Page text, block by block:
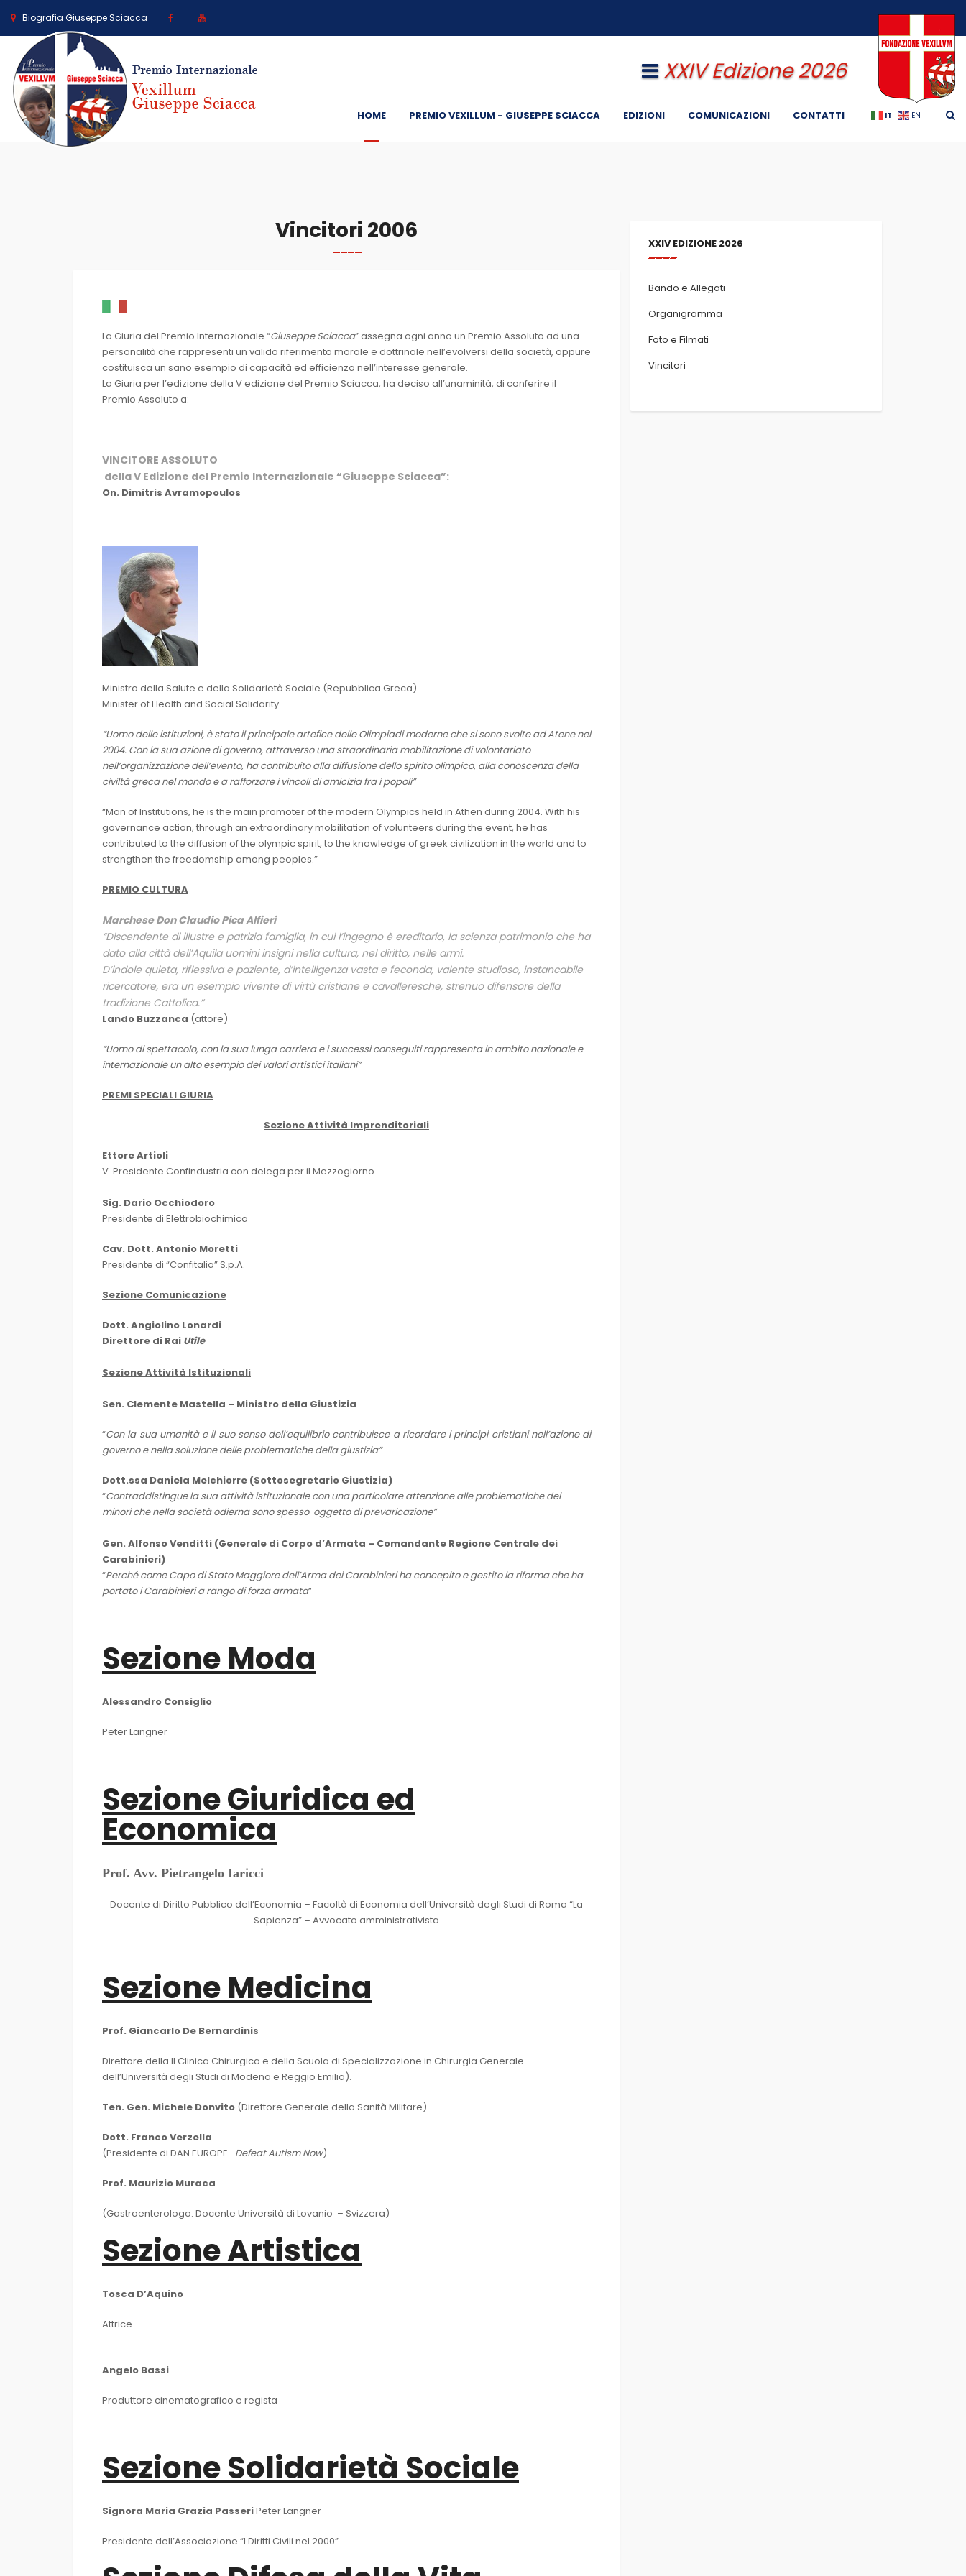
Biografia Giuseppe Sciacca
XXIV Edizione 2026
HOME PREMIO VEXILLUM - GIUSEPPE SCIACCA EDIZIONI COMUNICAZIONI CONTATTI EN
IT
Vincitori 2006
La Giuria del Premio Internazionale “Giuseppe Sciacca” assegna ogni anno un Premio Assoluto ad una
personalità che rappresenti un valido riferimento morale e dottrinale nell’evolversi della società, oppure
costituisca un sano esempio di capacità ed efficienza nell’interesse generale.
La Giuria per l’edizione della V edizione del Premio Sciacca, ha deciso all’unaminità, di conferire il
Premio Assoluto a:
VINCITORE ASSOLUTO
della V Edizione del Premio Internazionale “Giuseppe Sciacca”:
On. Dimitris Avramopoulos
Ministro della Salute e della Solidarietà Sociale (Repubblica Greca)
Minister of Health and Social Solidarity
“Uomo delle istituzioni, è stato il principale artefice delle Olimpiadi moderne che si sono svolte ad Atene nel
2004. Con la sua azione di governo, attraverso una straordinaria mobilitazione di volontariato
nell’organizzazione dell’evento, ha contribuito alla diffusione dello spirito olimpico, alla conoscenza della
civiltà greca nel mondo e a rafforzare i vincoli di amicizia fra i popoli”
“Man of Institutions, he is the main promoter of the modern Olympics held in Athen during 2004. With his
governance action, through an extraordinary mobilitation of volunteers during the event, he has
contributed to the diffusion of the olympic spirit, to the knowledge of greek civilization in the world and to
strengthen the freedomship among peoples.”
PREMIO CULTURA
Marchese Don Claudio Pica Alfieri
“Discendente di illustre e patrizia famiglia, in cui l’ingegno è ereditario, la scienza patrimonio che ha
dato alla città dell’Aquila uomini insigni nella cultura, nel diritto, nelle armi.
D’indole quieta, riflessiva e paziente, d’intelligenza vasta e feconda, valente studioso, instancabile
ricercatore, era un esempio vivente di virtù cristiane e cavalleresche, strenuo difensore della
tradizione Cattolica.”
Lando Buzzanca (attore)
“Uomo di spettacolo, con la sua lunga carriera e i successi conseguiti rappresenta in ambito nazionale e
internazionale un alto esempio dei valori artistici italiani”
PREMI SPECIALI GIURIA
SezioneAttività Imprenditoriali
Ettore Artioli
V. Presidente Confindustria con delega per il Mezzogiorno
Sig. Dario Occhiodoro
Presidente di Elettrobiochimica
Cav. Dott. Antonio Moretti
Presidente di “Confitalia” S.p.A.
Sezione Comunicazione
Dott. Angiolino Lonardi
Direttore di Rai Utile
Sezione Attività Istituzionali
Sen. Clemente Mastella – Ministro della Giustizia
“Con la sua umanità e il suo senso dell’equilibrio contribuisce a ricordare i principi cristiani nell’azione di
governo e nella soluzione delle problematiche della giustizia”
Dott.ssa Daniela Melchiorre (Sottosegretario Giustizia)
“Contraddistingue la sua attività istituzionale con una particolare attenzione alle problematiche dei
minori che nella società odierna sono spesso oggetto di prevaricazione”
Gen. Alfonso Venditti (Generale di Corpo d’Armata – Comandante Regione Centrale dei
Carabinieri)
“Perché come Capo di Stato Maggiore dell’Arma dei Carabinieri ha concepito e gestito la riforma che ha
portato i Carabinieri a rango di forza armata”
Sezione Moda
Alessandro Consiglio
Peter Langner
Sezione Giuridica ed
Economica
Prof. Avv. Pietrangelo Iaricci
Docente di Diritto Pubblico dell’Economia – Facoltà di Economia dell’Università degli Studi di Roma “La
Sapienza” – Avvocato amministrativista
Sezione Medicina
Prof. Giancarlo De Bernardinis
Direttore della II Clinica Chirurgica e della Scuola di Specializzazione in Chirurgia Generale
dell’Università degli Studi di Modena e Reggio Emilia).
Ten. Gen. Michele Donvito (Direttore Generale della Sanità Militare)
Dott. Franco Verzella
(Presidente di DAN EUROPE- Defeat Autism Now)
Prof. Maurizio Muraca
(Gastroenterologo. Docente Università di Lovanio – Svizzera)
Sezione Artistica
Tosca D’Aquino
Attrice
Angelo Bassi
Produttore cinematografico e regista
Sezione Solidarietà Sociale
Signora Maria Grazia PasseriPeter Langner
Presidente dell’Associazione “I Diritti Civili nel 2000”
XXIV EDIZIONE 2026
Bando e Allegati
Organigramma
Foto e Filmati
Vincitori